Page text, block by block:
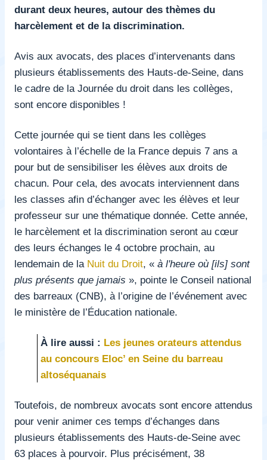
durant deux heures, autour des thèmes du
harcèlement et de la discrimination.
Avis aux avocats, des places d’intervenants dans
plusieurs établissements des Hauts-de-Seine, dans
le cadre de la Journée du droit dans les collèges,
sont encore disponibles !
Cette journée qui se tient dans les collèges
volontaires à l’échelle de la France depuis 7 ans a
pour but de sensibiliser les élèves aux droits de
chacun. Pour cela, des avocats interviennent dans
les classes afin d’échanger avec les élèves et leur
professeur sur une thématique donnée. Cette année,
le harcèlement et la discrimination seront au cœur
des leurs échanges le 4 octobre prochain, au
lendemain de la Nuit du Droit, « à l'heure où [ils] sont
plus présents que jamais », pointe le Conseil national
des barreaux (CNB), à l’origine de l’événement avec
le ministère de l’Éducation nationale.
À lire aussi : Les jeunes orateurs attendus
au concours Eloc’ en Seine du barreau
altoséquanais
Toutefois, de nombreux avocats sont encore attendus
pour venir animer ces temps d’échanges dans
plusieurs établissements des Hauts-de-Seine avec
63 places à pourvoir. Plus précisément, 38